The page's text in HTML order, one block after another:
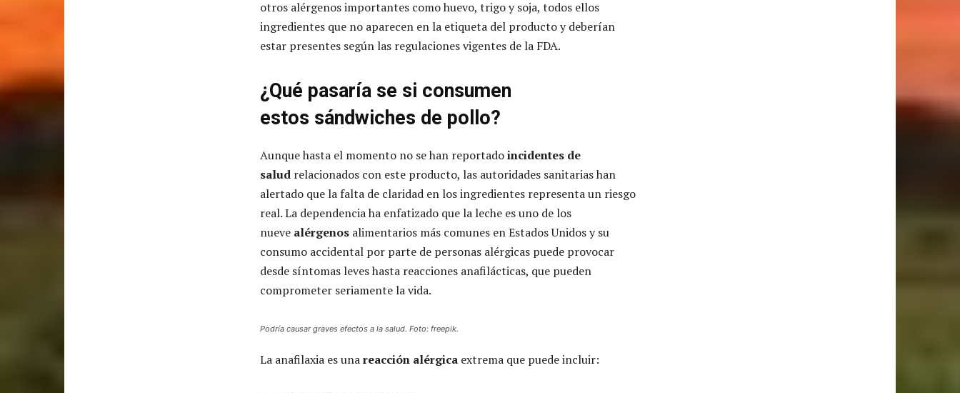
otros alérgenos importantes como huevo, trigo y soja, todos ellos
ingredientes que no aparecen en la etiqueta del producto y deberían
estar presentes según las regulaciones vigentes de la FDA.
¿Qué pasaría se si consumen
estos sándwiches de pollo?
Aunque hasta el momento no se han reportadoincidentes de
salud relacionados con este producto, las autoridades sanitarias han
alertado que la falta de claridad en los ingredientes representa un riesgo
real. La dependencia ha enfatizado que la leche es uno de los
nueve alérgenos alimentarios más comunes en Estados Unidos y su
consumo accidental por parte de personas alérgicas puede provocar
desde síntomas leves hasta reacciones anafilácticas, que pueden
comprometer seriamente la vida.
Podría causar graves efectos a la salud. Foto: freepik.
La anafilaxia es unareacción alérgica extrema que puede incluir: